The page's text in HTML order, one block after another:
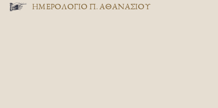
ΗΜΕΡΟΛΟΓΙΟ Π. ΑΘΑΝΑΣΙΟΥ